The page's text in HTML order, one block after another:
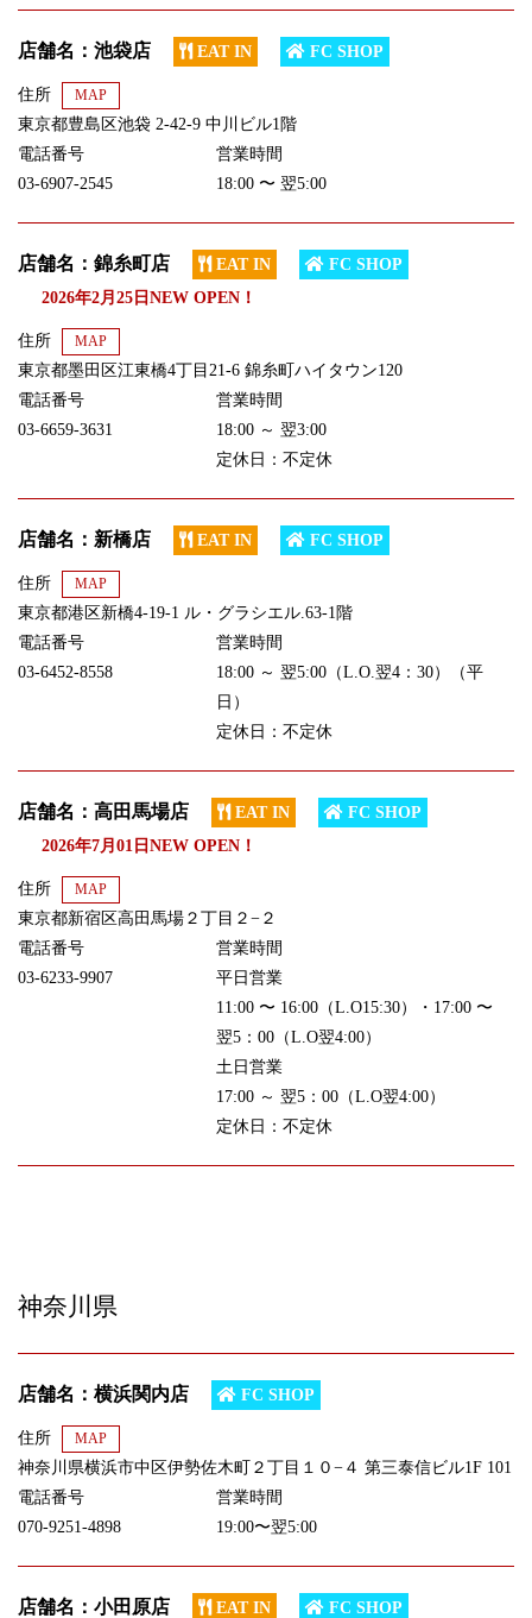
店舗名：池袋店 EAT IN FC SHOP
住所 MAP
東京都豊島区池袋 2-42-9 中川ビル1階
電話番号
03-6907-2545
営業時間
18:00 〜 翌5:00
店舗名：錦糸町店 EAT IN
FC SHOP
2026年2月25日NEW OPEN！
住所 MAP
東京都墨田区江東橋4丁目21-6 錦糸町ハイタウン120
電話番号
03-6659-3631
営業時間
18:00 ～ 翌3:00
定休日：不定休
店舗名：新橋店 EAT IN FC SHOP
住所 MAP
東京都港区新橋4-19-1 ル・グラシエル.63-1階
電話番号
03-6452-8558
営業時間
18:00 ～ 翌5:00（L.O.翌4：30）（平
日）
定休日：不定休
店舗名：高田馬場店 EAT IN
FC SHOP
2026年7月01日NEW OPEN！
住所 MAP
東京都新宿区高田馬場２丁目２−２
電話番号
03-6233-9907
営業時間
平日営業
11:00 〜 16:00（L.O15:30）・17:00 〜
翌5：00（L.O翌4:00）
土日営業
17:00 ～ 翌5：00（L.O翌4:00）
定休日：不定休
神奈川県
店舗名：横浜関内店 FC SHOP
住所 MAP
神奈川県横浜市中区伊勢佐木町２丁目１０−４ 第三泰信ビル1F 101
電話番号
070-9251-4898
営業時間
19:00〜翌5:00
店舗名：小田原店 EAT IN FC SHOP